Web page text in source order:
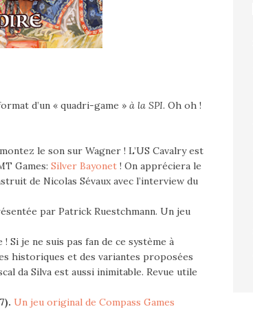
d’un « quadri-game » à la SPI. Oh oh !
le son sur Wagner ! L’US Cavalry est
Games: Silver Bayonet ! On appréciera le
de Nicolas Sévaux avec l’interview du
par Patrick Ruestchmann. Un jeu
Si je ne suis pas fan de ce système à
historiques et des variantes proposées
da Silva est aussi inimitable. Revue utile
Un jeu original de Compass Games